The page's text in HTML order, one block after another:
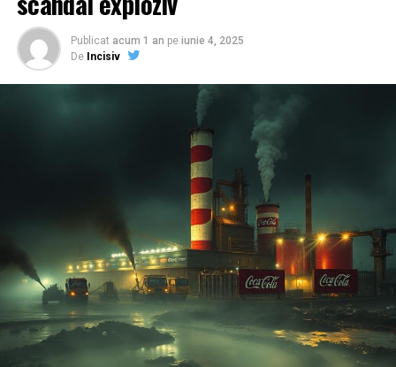
Publicat acum 1 an pe iunie 4, 2025
De Incisiv